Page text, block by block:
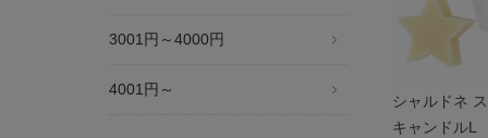
3001円～4000円
4001円～
シャルドネ
キャンドルL